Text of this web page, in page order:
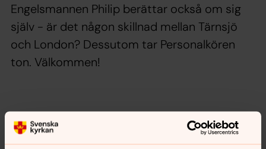
Engelsmannen Philip berättar också om sig
själv - är det någon skillnad mellan Tärnsjö
och London? Dessutom tar Personalkören
ton. Välkommen!
Synpunkter eller frågor på sidans
innehåll?